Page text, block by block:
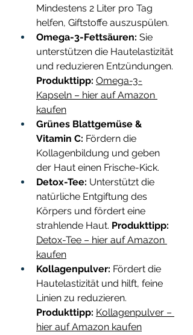
Mindestens 2 Liter pro Tag
helfen, Giftstoffe auszuspülen.
Omega-3-Fettsäuren: Sie
unterstützen die Hautelastizität
und reduzieren Entzündungen.
Produkttipp: Omega-3-
Kapseln – hier auf Amazon
kaufen
Grünes Blattgemüse &
Vitamin C: Fördern die
Kollagenbildung und geben
der Haut einen Frische-Kick.
Detox-Tee: Unterstützt die
natürliche Entgiftung des
Körpers und fördert eine
strahlende Haut. Produkttipp:
Detox-Tee – hier auf Amazon
kaufen
Kollagenpulver: Fördert die
Hautelastizität und hilft, feine
Linien zu reduzieren.
Produkttipp: Kollagenpulver –
hier auf Amazon kaufen